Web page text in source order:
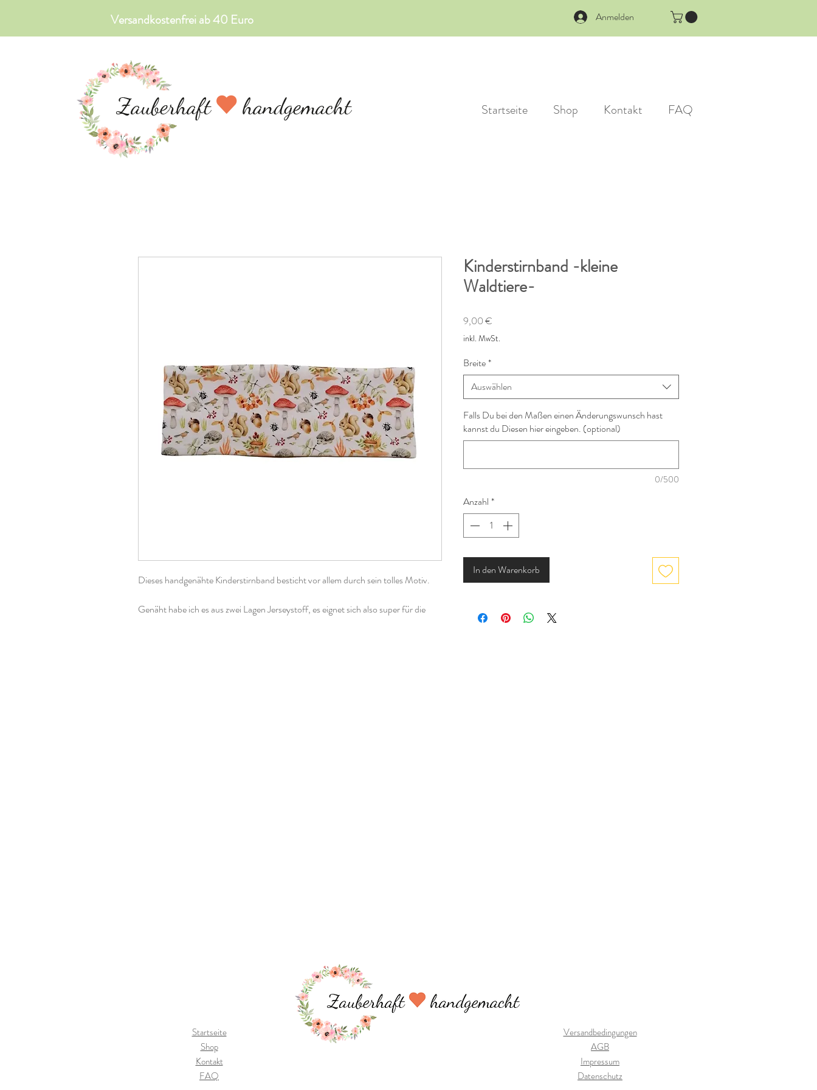
Versandkostenfrei ab 40 Euro Anmelden
Startseite Shop Kontakt FAQ
Dieses handgenähte Kinderstirnband besticht vor allem durch sein tolles Motiv.
Genäht habe ich es aus zwei Lagen Jerseystoff, es eignet sich also super für die
Kinderstirnband -kleine
Waldtiere-
9,00 €
inkl. MwSt.
Breite*
Auswählen
Falls Du bei den Maßen einen Änderungswunsch hast
kannst du Diesen hier eingeben. (optional)
0/500
Anzahl *
In den Warenkorb
Startseite
Shop
Kontakt
FAQ
Versandbedingungen
AGB
Impressum
Datenschutz